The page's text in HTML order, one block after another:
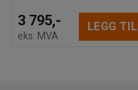
3 795,-
eks. MVA
LEGG TIL